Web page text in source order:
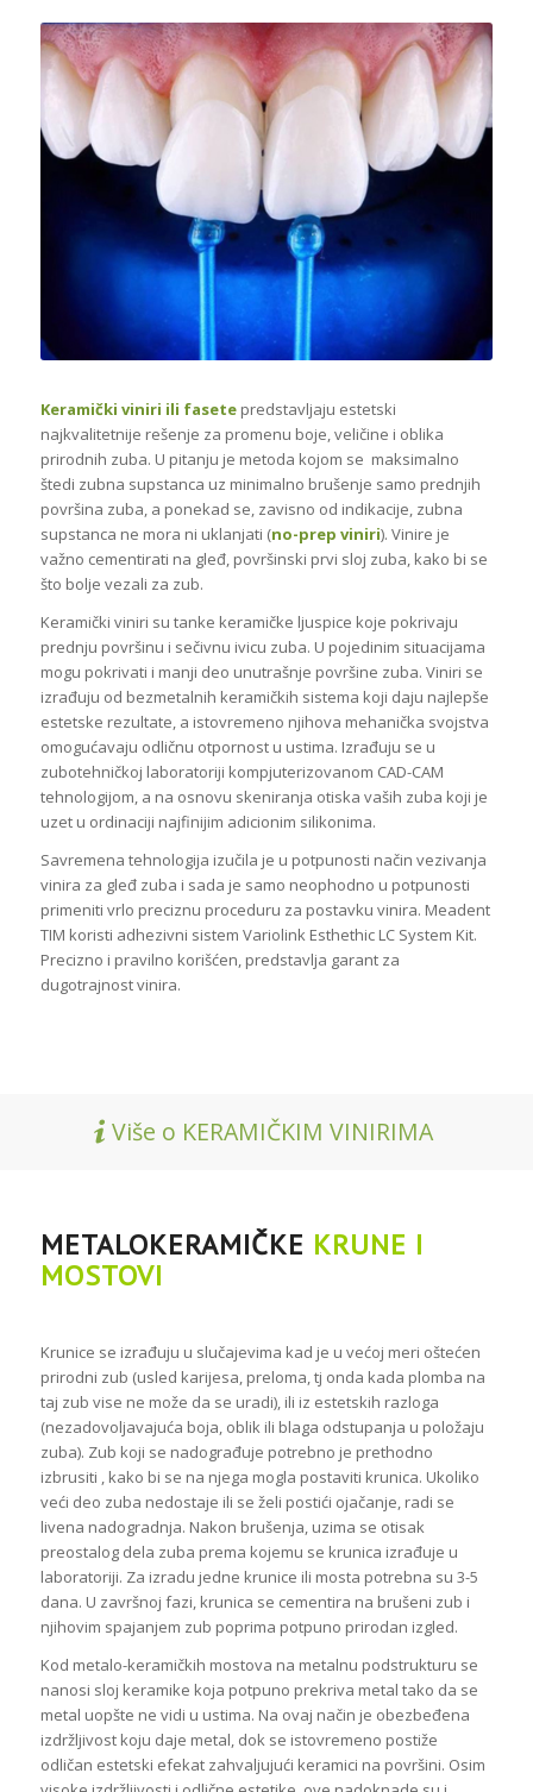
Keramički viniri ili fasetepredstavljaju estetski
najkvalitetnije rešenje za promenu boje, veličine i oblika
prirodnih zuba. U pitanju je metoda kojom se maksimalno
štedi zubna supstanca uz minimalno brušenje samo prednjih
površina zuba, a ponekad se, zavisno od indikacije, zubna
supstanca ne mora ni uklanjati (no-prep viniri). Vinire je
važno cementirati na gleđ, površinski prvi sloj zuba, kako bi se
što bolje vezali za zub.
Keramički viniri su tanke keramičke ljuspice koje pokrivaju
prednju površinu i sečivnu ivicu zuba. U pojedinim situacijama
mogu pokrivati i manji deo unutrašnje površine zuba. Viniri se
izrađuju od bezmetalnih keramičkih sistema koji daju najlepše
estetske rezultate, a istovremeno njihova mehanička svojstva
omogućavaju odličnu otpornost u ustima. Izrađuju se u
zubotehničkoj laboratoriji kompjuterizovanom CAD-CAM
tehnologijom, a na osnovu skeniranja otiska vaših zuba koji je
uzet u ordinaciji najfinijim adicionim silikonima.
Savremena tehnologija izučila je u potpunosti način vezivanja
vinira za gleđ zuba i sada je samo neophodno u potpunosti
primeniti vrlo preciznu proceduru za postavku vinira. Meadent
TIM koristi adhezivni sistem Variolink Esthethic LC System Kit.
Precizno i pravilno korišćen, predstavlja garant za
dugotrajnost vinira.
Više o KERAMIČKIM VINIRIMA
METALOKERAMIČKE KRUNE I
MOSTOVI
Krunice se izrađuju u slučajevima kad je u većoj meri oštećen
prirodni zub (usled karijesa, preloma, tj onda kada plomba na
taj zub vise ne može da se uradi), ili iz estetskih razloga
(nezadovoljavajuća boja, oblik ili blaga odstupanja u položaju
zuba). Zub koji se nadograđuje potrebno je prethodno
izbrusiti , kako bi se na njega mogla postaviti krunica. Ukoliko
veći deo zuba nedostaje ili se želi postići ojačanje, radi se
livena nadogradnja. Nakon brušenja, uzima se otisak
preostalog dela zuba prema kojemu se krunica izrađuje u
laboratoriji. Za izradu jedne krunice ili mosta potrebna su 3-5
dana. U završnoj fazi, krunica se cementira na brušeni zub i
njihovim spajanjem zub poprima potpuno prirodan izgled.
Kod metalo-keramičkih mostova na metalnu podstrukturu se
nanosi sloj keramike koja potpuno prekriva metal tako da se
metal uopšte ne vidi u ustima. Na ovaj način je obezbeđena
izdržljivost koju daje metal, dok se istovremeno postiže
odličan estetski efekat zahvaljujući keramici na površini. Osim